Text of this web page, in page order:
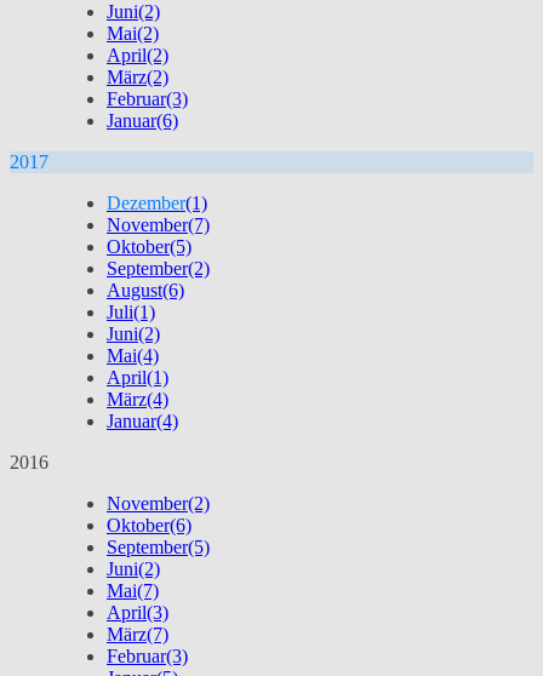
Juni(2)
Mai(2)
April(2)
März(2)
Februar(3)
Januar(6)
2017
Dezember(1)
November(7)
Oktober(5)
September(2)
August(6)
Juli(1)
Juni(2)
Mai(4)
April(1)
März(4)
Januar(4)
2016
November(2)
Oktober(6)
September(5)
Juni(2)
Mai(7)
April(3)
März(7)
Februar(3)